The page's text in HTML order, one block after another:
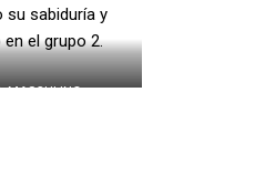
su sabiduría y
el grupo 2.
MASCULINO